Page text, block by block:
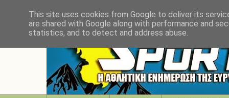
This site uses cookies from Google to deliver its
are shared with Google along with performance and
statistics, and to detect and address abuse.